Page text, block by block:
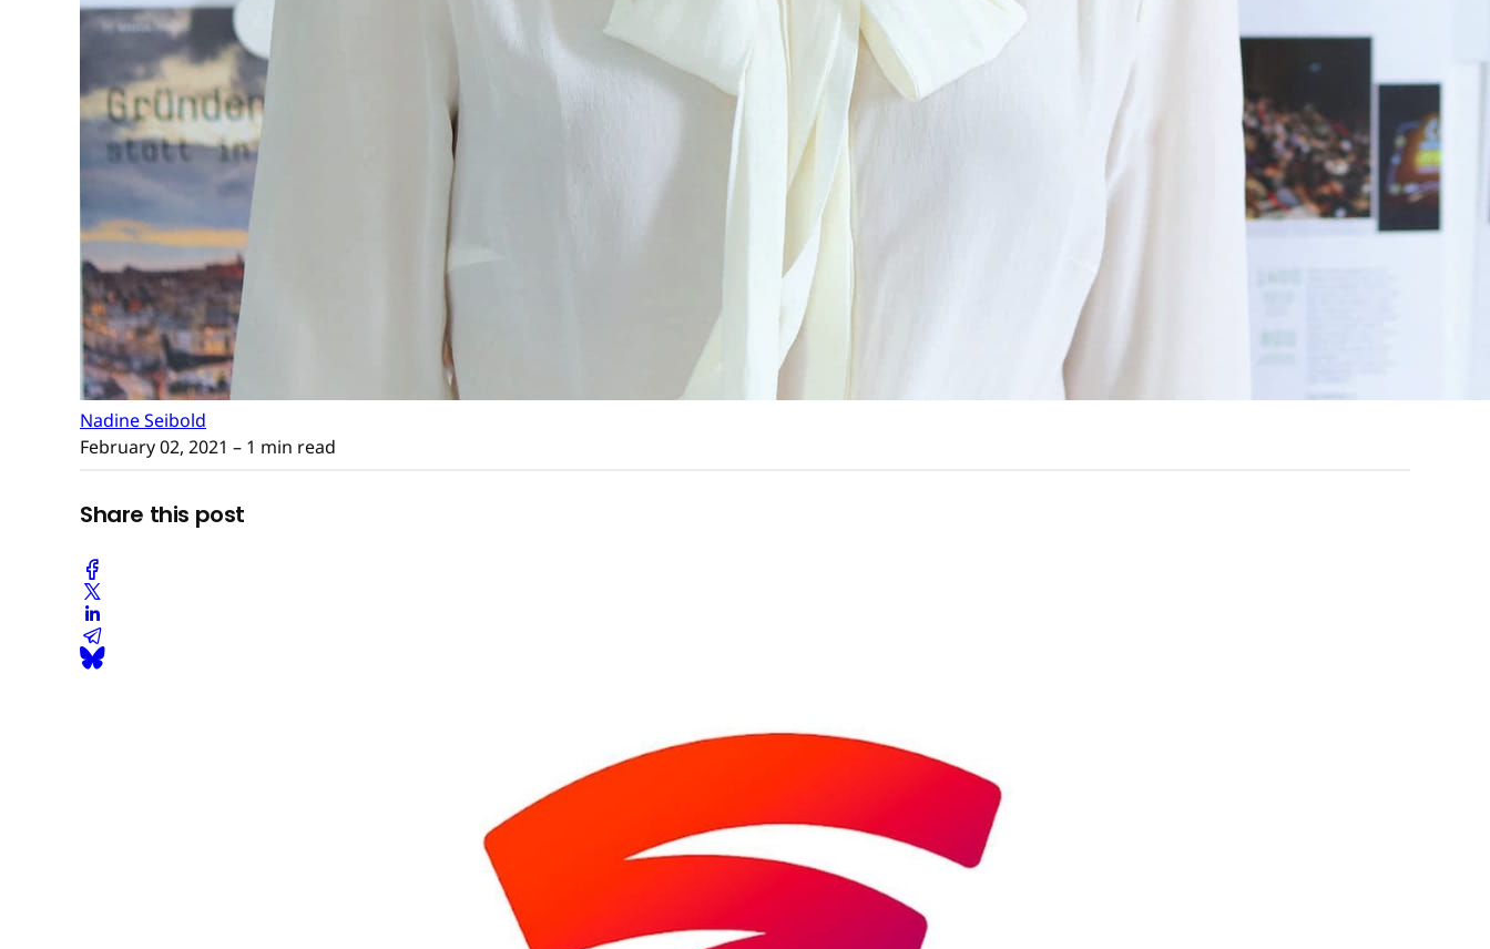
Nadine Seibold
February 02, 2021 – 1 min read
Share this post